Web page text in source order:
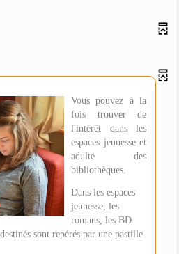
Vous pouvez à la
fois trouver de
l'intérêt dans les
espaces jeunesse et
adulte des
bibliothèques.
Dans les espaces
jeunesse, les
romans, les BD
sont repérés par une pastille